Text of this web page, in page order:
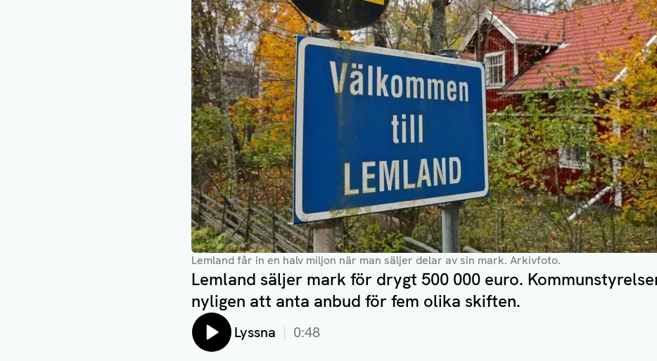
Lemland får in en halv miljon när man säljer delar av sin mark. Arkivfoto.
Lemland säljer mark för drygt 500 000 euro.
nyligen att anta anbud för fem olika skiften.
Lyssna 0:48